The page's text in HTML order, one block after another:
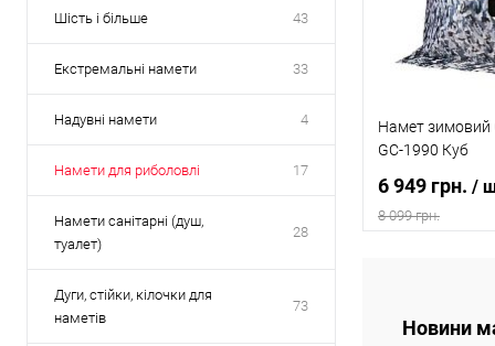
Шість і більше 43
Екстремальні намети 33
Надувні намети 4
Намети для риболовлі 17
Намети санітарні (душ,
туалет)
28
Дуги, стійки, кілочки для
наметів
73
Намет зимовий
GС-1990 Куб
6 949 грн. /
8 099 грн.
Купити в 1
Новини